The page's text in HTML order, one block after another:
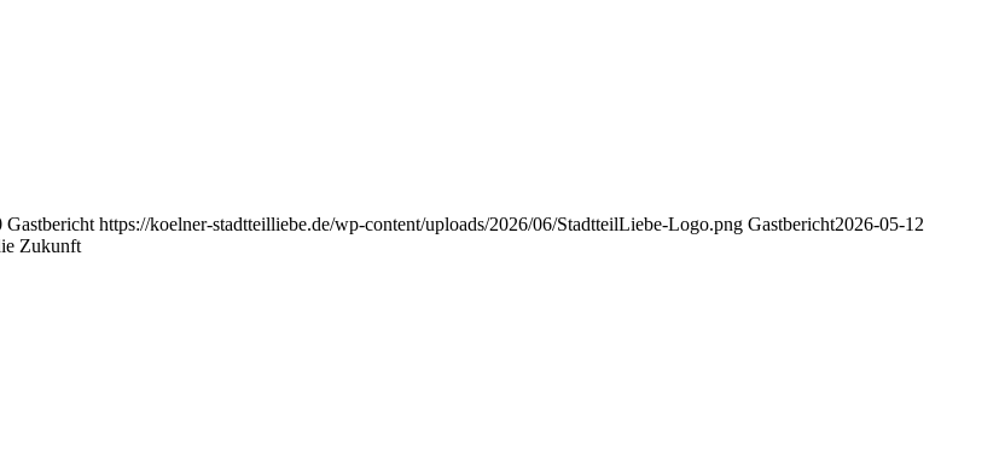
Gastbericht https://koelner-stadtteilliebe.de/wp-content/uploads/2026/06/StadtteilLiebe-Logo.png Gastbericht2026-05-12
Zukunft